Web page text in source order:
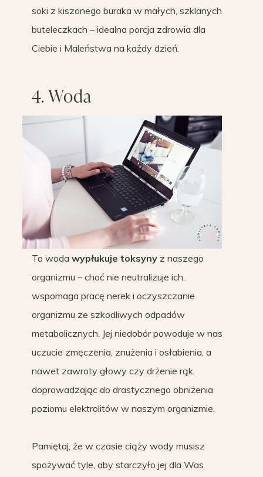
soki z kiszonego buraka w małych, szklanych
buteleczkach – idealna porcja zdrowia dla
Ciebie i Maleństwa na każdy dzień.
4. Woda
To woda wypłukuje toksyny z naszego
organizmu – choć nie neutralizuje ich,
wspomaga pracę nerek i oczyszczanie
organizmu ze szkodliwych odpadów
metabolicznych. Jej niedobór powoduje w nas
uczucie zmęczenia, znużenia i osłabienia, a
nawet zawroty głowy czy drżenie rąk,
doprowadzając do drastycznego obniżenia
poziomu elektrolitów w naszym organizmie.
Pamiętaj, że w czasie ciąży wody musisz
spożywać tyle, aby starczyło jej dla Was